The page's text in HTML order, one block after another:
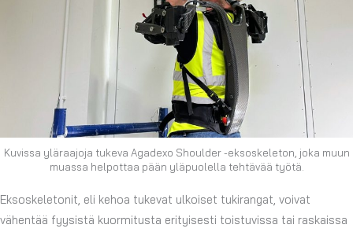
Kuvissa yläraajoja tukeva Agadexo Shoulder -eksoskeleton, joka muun
muassa helpottaa pään yläpuolella tehtävää työtä.
Eksoskeletonit, eli kehoa tukevat ulkoiset tukirangat, voivat
vähentää fyysistä kuormitusta erityisesti toistuvissa tai raskaissa